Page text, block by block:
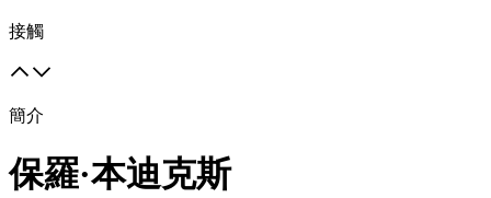
接觸
簡介
保羅·本迪克斯